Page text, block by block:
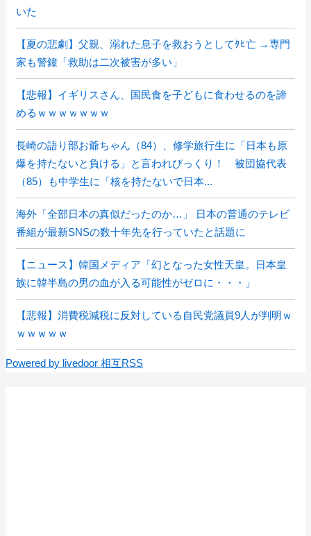
いた
【夏の悲劇】父親、溺れた息子を救おうとしてﾀﾋ亡 →専門
家も警鐘「救助は二次被害が多い」
【悲報】イギリスさん、国民食を子どもに食わせるのを諦
めるｗｗｗｗｗｗｗ
長崎の語り部お爺ちゃん（84）、修学旅行生に「日本も原
爆を持たないと負ける」と言われびっくり！ 被団協代表
（85）も中学生に「核を持たないで日本...
海外「全部日本の真似だったのか…」 日本の普通のテレビ
番組が最新SNSの数十年先を行っていたと話題に
【ニュース】韓国メディア「幻となった女性天皇。日本皇
族に韓半島の男の血が入る可能性がゼロに・・・」
【悲報】消費税減税に反対している自民党議員9人が判明ｗ
ｗｗｗｗｗ
Powered by livedoor 相互RSS